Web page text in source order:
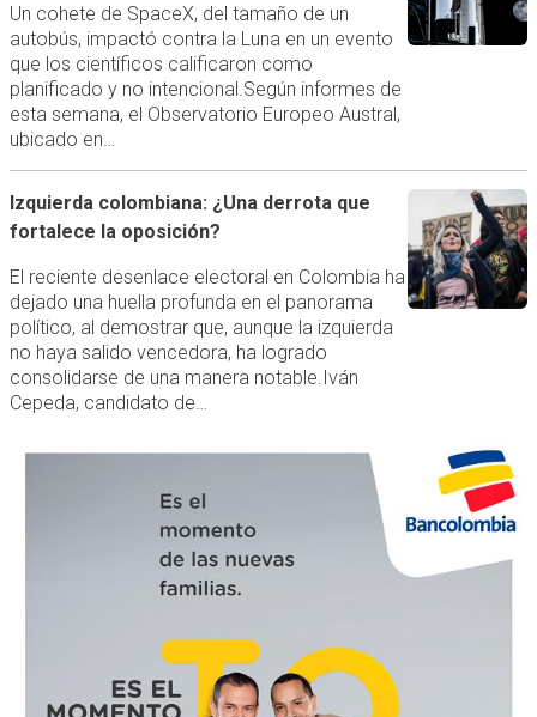
Un cohete de SpaceX, del tamaño de un
autobús, impactó contra la Luna en un evento
que los científicos calificaron como
planificado y no intencional.Según informes de
esta semana, el Observatorio Europeo Austral,
ubicado en…
Izquierda colombiana: ¿Una derrota que
fortalece la oposición?
El reciente desenlace electoral en Colombia ha
dejado una huella profunda en el panorama
político, al demostrar que, aunque la izquierda
no haya salido vencedora, ha logrado
consolidarse de una manera notable.Iván
Cepeda, candidato de…